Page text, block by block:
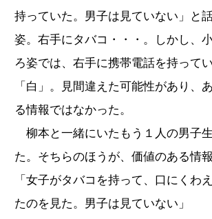
持っていた。男子は見ていない」と
姿。右手にタバコ・・・。しかし、
ろ姿では、右手に携帯電話を持って
「白」。見間違えた可能性があり、
る情報ではなかった。
柳本と一緒にいたもう１人の男子
た。そちらのほうが、価値のある情報
「女子がタバコを持って、口にくわ
たのを見た。男子は見ていない」